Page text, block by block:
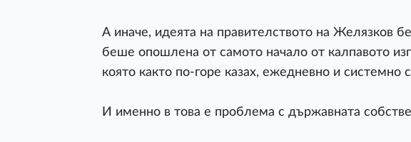
А иначе, идеята на правителството на Желязков
беше опошлена от самото начало от калпавото
която както по-горе казах, ежедневно и системно
И именно в това е проблема с държавната